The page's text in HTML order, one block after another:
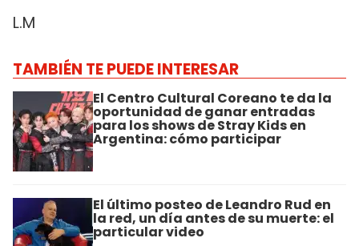
L.M
TAMBIÉN TE PUEDE INTERESAR
El Centro Cultural Coreano te da la
oportunidad de ganar entradas
para los shows de Stray Kids en
Argentina: cómo participar
El último posteo de Leandro Rud en
la red, un día antes de su muerte: el
particular video